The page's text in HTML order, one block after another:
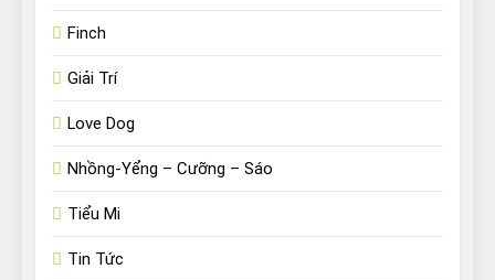
Finch
Giải Trí
Love Dog
Nhồng-Yểng – Cưỡng – Sáo
Tiểu Mi
Tin Tức